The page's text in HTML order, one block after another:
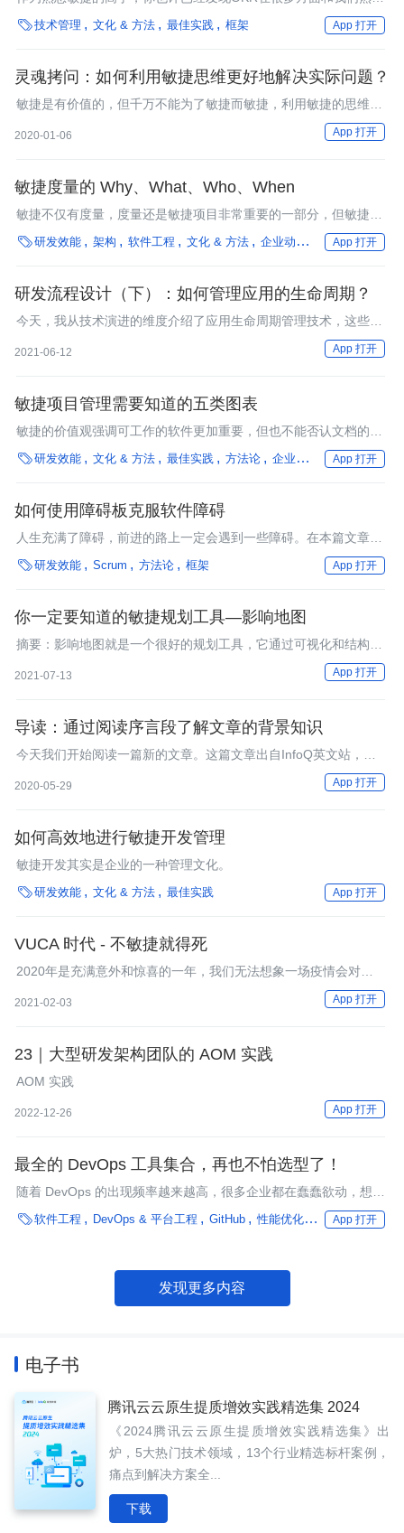
的Scrum有非常多的理念和做法高度重合。
技术管理 文化 & 方法 最佳实践 框架 App 打开
灵魂拷问：如何利用敏捷思维更好地解决实际问题？
敏捷是有价值的，但千万不能为了敏捷而敏捷，利用敏捷的思维去
2020-01-06 App 打开
敏捷度量的 Why、What、Who、When
敏捷不仅有度量，度量还是敏捷项目非常重要的一部分，但敏捷度
量和传统的度量存在很大的区别。敏捷度量不是以评估和考核为目
的的，它是为了帮助团队拉通目标和行动、指导指定工作计划和任
研发效能 架构 软件工程 文化 & 方法 企业动态 行业深度
App 打开
研发流程设计（下）：如何管理应用的生命周期？
今天，我从技术演进的维度介绍了应用生命周期管理技术，这些技
2021-06-12 App 打开
敏捷项目管理需要知道的五类图表
敏捷的价值观强调可工作的软件更加重要，但也不能否认文档的价
值。
研发效能 文化 & 方法 最佳实践 方法论 企业动态 行业深度
App 打开
如何使用障碍板克服软件障碍
人生充满了障碍，前进的路上一定会遇到一些障碍。在本篇文章
中，Carly Richmond思考了他们采用第一块障碍板的成功和挑战。
她将讨论他们如何将这块板整合到自己的实践中，并分享他们在这
研发效能 Scrum 方法论 框架 App 打开
你一定要知道的敏捷规划工具—影响地图
​​​​摘要：影响地图就是一个很好的规划工具，它通过可视化和结构化
的的形式，将业务目标和产品功能之间建立关联，确保实现的产品
功能都是对客户有用，能为公司带来收益，有价值的。
2021-07-13 App 打开
导读：通过阅读序言段了解文章的背景知识
今天我们开始阅读一篇新的文章。这篇文章出自InfoQ英文站，主
要探讨了开源给科技创新能力和组织敏捷性带来的好处。
2020-05-29 App 打开
如何高效地进行敏捷开发管理
敏捷开发其实是企业的一种管理文化。
研发效能 文化 & 方法 最佳实践 App 打开
VUCA 时代 - 不敏捷就得死
2020年是充满意外和惊喜的一年，我们无法想象一场疫情会对世
界带来如此大的影响， 变化带来的除了危机，也充满了机遇，变
化的时代，不变只有死！ 拥抱变化，打造敏捷团队才是生存之
2021-02-03 App 打开
23｜大型研发架构团队的 AOM 实践
AOM 实践
2022-12-26 App 打开
最全的 DevOps 工具集合，再也不怕选型了！
随着 DevOps 的出现频率越来越高，很多企业都在蠢蠢欲动，想要
设计和开发 DevOps 平台。工欲善其事必先利其器，本文为大家总
结了 DevOps 各个阶段可以选择的工具，也许 DevOps 平台的技
软件工程 DevOps & 平台工程 GitHub 性能优化 编程语言 框架
App 打开
发现更多内容
电子书
腾讯云云原生提质增效实践精选集 2024
《2024腾讯云云原生提质增效实践精选集》出
炉，5大热门技术领域，13个行业精选标杆案例，
痛点到解决方案全...
下载